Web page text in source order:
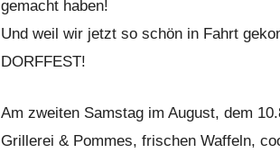
gemacht haben!
Und weil wir jetzt so schön in Fahrt
DORFFEST!
Am zweiten Samstag im August, dem
Grillerei & Pommes, frischen Waffeln,